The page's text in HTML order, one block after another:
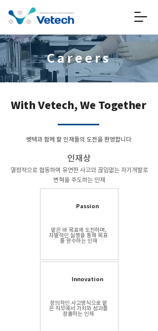
Careers
With Vetech, We Together
벳텍과 함께 할 인재들의 도전을 환영합니다
​인재상
열정적으로 협동하며 유연한 사고와 끊임없는 자기개발로
변혁을 주도하는 인재
Passion
맡은 바 목표에 도전하며,
자발적인 실행을 통해 목표
를 완수하는 인재
Innovation
창의적인 사고방식으로 맡
은 직무에서 가치와 성과를
창출하는 인재